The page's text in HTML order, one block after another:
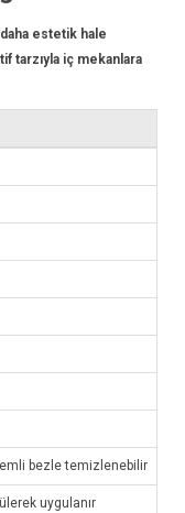
daha estetik hale
tarzıyla iç mekanlara
bezle temizlenebilir
uygulanır